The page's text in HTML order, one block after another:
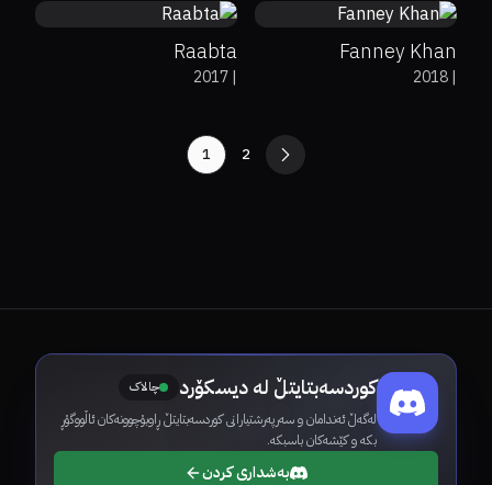
Fanney Khan
|
2018
Raabta
|
2017
2
1
کوردسەبتایتڵ لە دیسکۆرد چالاک
لەگەڵ ئەندامان و سەرپەرشتیارانی کوردسەبتایتڵ ڕاوبۆچوونەکان ئاڵووگۆڕ
بکە و کێشەکان باسبکە.
بەشداری کردن